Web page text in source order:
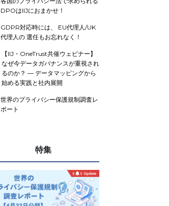
DPOはIIJにおまかせ！
GDPR対応時には、 EU代理人/UK
代理人の 選任もお忘れなく！
【IIJ・OneTrust共催ウェビナー】
なぜ今データガバナンスが重視され
るのか？ ― データマッピングから
始める実践と社内展開
世界のプライバシー保護規制調査レ
ポート
特集